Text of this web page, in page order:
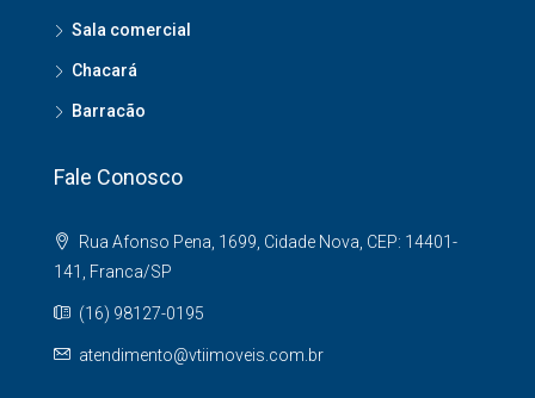
Sala comercial
Chacará
Barracão
Fale Conosco
Rua Afonso Pena, 1699, Cidade Nova, CEP: 14401-
141, Franca/SP
(16) 98127-0195
atendimento@vtiimoveis.com.br